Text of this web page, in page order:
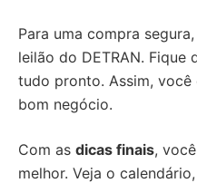
Para uma compra
leilão do DETRAN. Fique
tudo pronto. Assim, você
bom negócio.
Com as dicas finais,
melhor. Veja o